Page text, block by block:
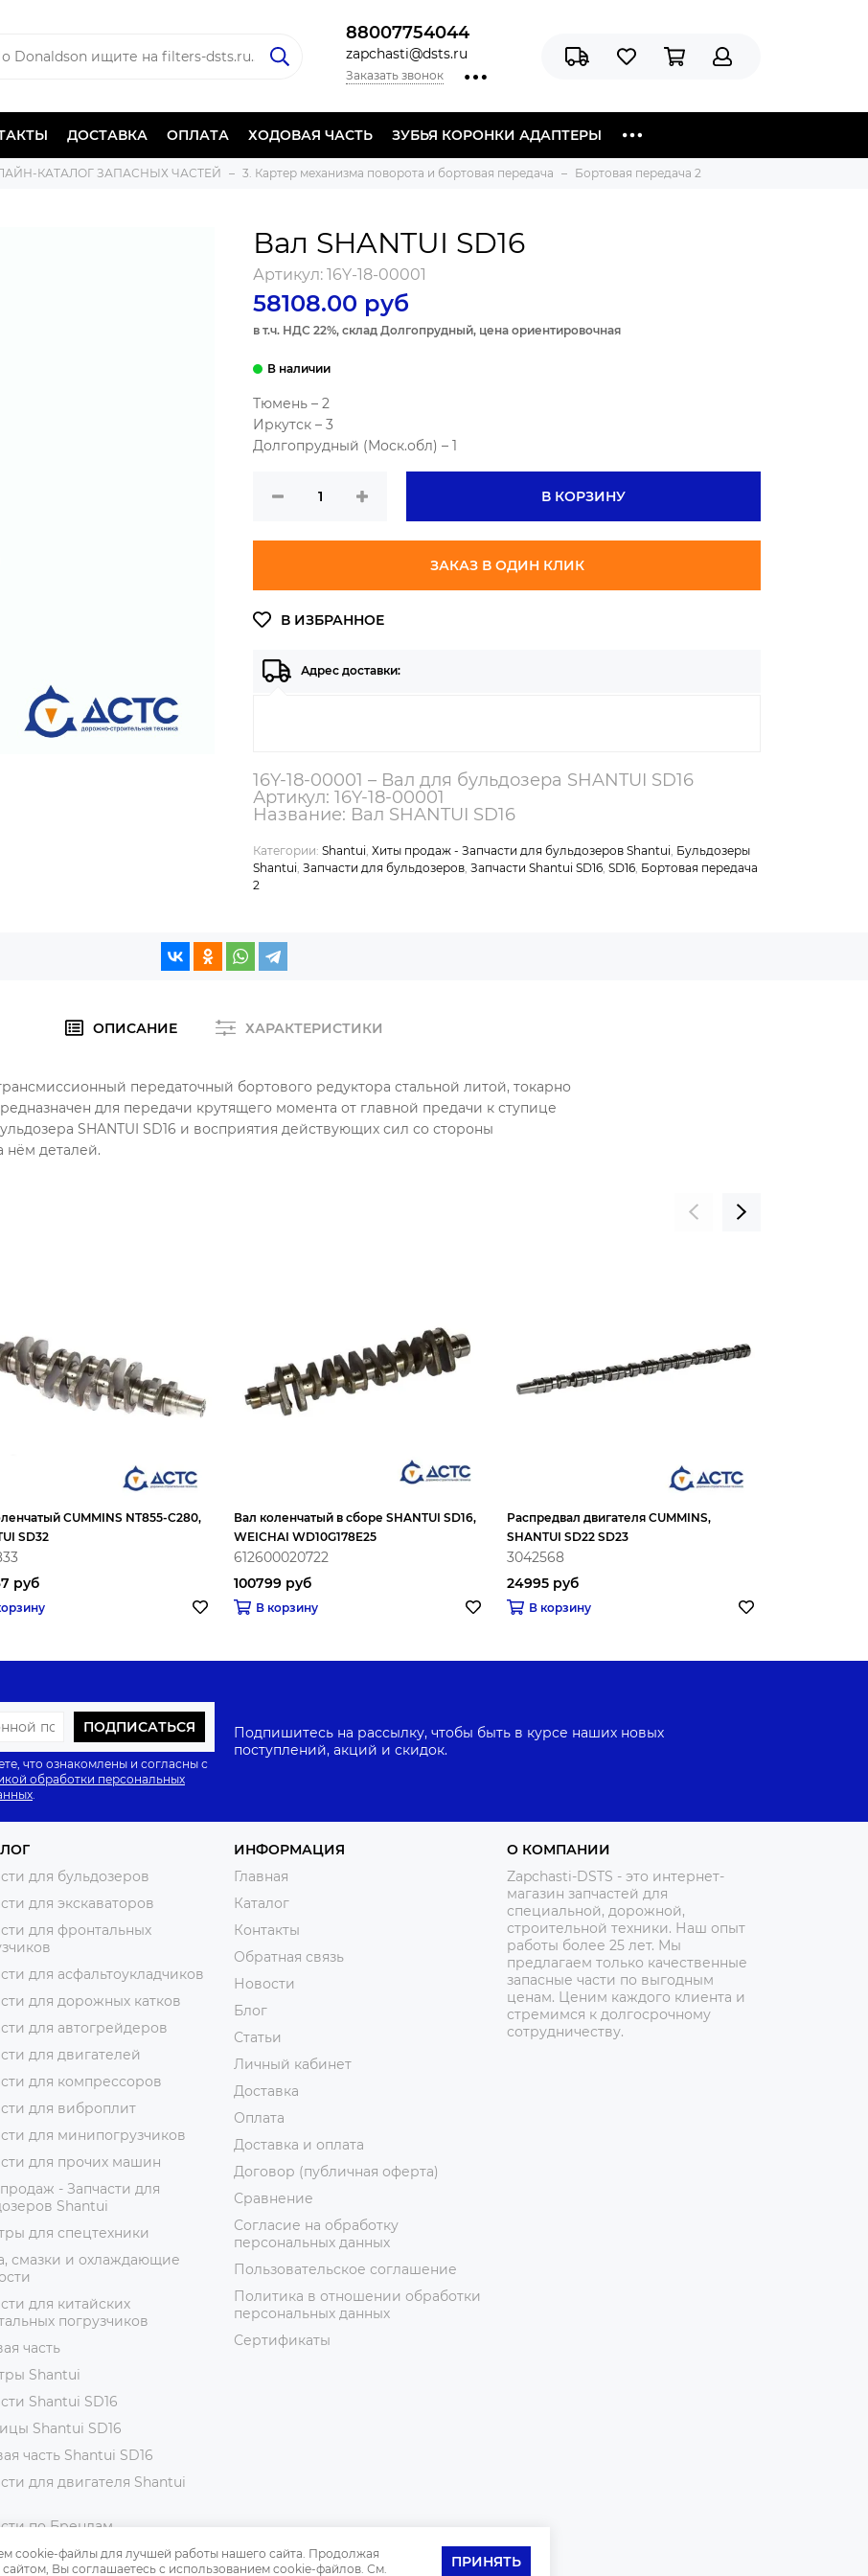
88007754044
zapchasti@dsts.ru
Заказать звонок
ДОСТАВКА ОПЛАТА ХОДОВАЯ ЧАСТЬ ЗУБЬЯ КОРОНКИ АДАПТЕРЫ
КАТАЛОГ ЗАПАСНЫХ ЧАСТЕЙ 3. Картер механизма поворота и бортовая передача Бортовая передача 2
Вал SHANTUI SD16
Артикул: 16Y-18-00001
58108.00 руб
в т.ч. НДС 22%, склад Долгопрудный, цена ориентировочная
Тюмень – 2
Иркутск – 3
Долгопрудный (Моск.обл) – 1
В КОРЗИНУ
ЗАКАЗ В ОДИН КЛИК
Адрес доставки:
16Y-18-00001 – Вал для бульдозера SHANTUI SD16
Артикул: 16Y-18-00001
Название: Вал SHANTUI SD16
Категории: Shantui Хиты продаж - Запчасти для бульдозеров Shantui Бульдозеры
Shantui Запчасти для бульдозеров Запчасти Shantui SD16 SD16 Бортовая передача
2
ОПИСАНИЕ ХАРАКТЕРИСТИКИ
передаточный бортового редуктора стальной литой, токарно
для передачи крутящего момента от главной предачи к ступице
SHANTUI SD16 и восприятия действующих сил со стороны
нём деталей.
CUMMINS NT855-C280,
SD32
руб
Вал коленчатый в сборе SHANTUI SD16,
WEICHAI WD10G178E25
612600020722
100799 руб
В корзину
Распредвал двигателя CUMMINS,
SHANTUI SD22 SD23
3042568
24995 руб
В корзину
ПОДПИСАТЬСЯ
что ознакомлены и согласны с
обработки персональных
Подпишитесь на рассылку, чтобы быть в курсе наших новых
поступлений, акций и скидок.
для бульдозеров
для экскаваторов
для фронтальных
для асфальтоукладчиков
для дорожных катков
для автогрейдеров
для двигателей
для компрессоров
для виброплит
для минипогрузчиков
для прочих машин
- Запчасти для
Shantui
для спецтехники
смазки и охлаждающие
для китайских
погрузчиков
часть
Shantui
Shantui SD16
Shantui SD16
часть Shantui SD16
для двигателя Shantui
по Брендам
SHANTUI
ИНФОРМАЦИЯ
Главная
Каталог
Контакты
Обратная связь
Новости
Блог
Статьи
Личный кабинет
Доставка
Оплата
Доставка и оплата
Договор (публичная оферта)
Сравнение
Согласие на обработку
персональных данных
Пользовательское соглашение
Политика в отношении обработки
персональных данных
Сертификаты
О КОМПАНИИ
Zapchasti-DSTS - это интернет-
магазин запчастей для
специальной, дорожной,
строительной техники. Наш опыт
работы более 25 лет. Мы
предлагаем только качественные
запасные части по выгодным
ценам. Ценим каждого клиента и
стремимся к долгосрочному
сотрудничеству.
cookie-файлы для лучшей работы нашего сайта. Продолжая
сайтом, Вы соглашаетесь с использованием cookie-файлов. См.
ПРИНЯТЬ